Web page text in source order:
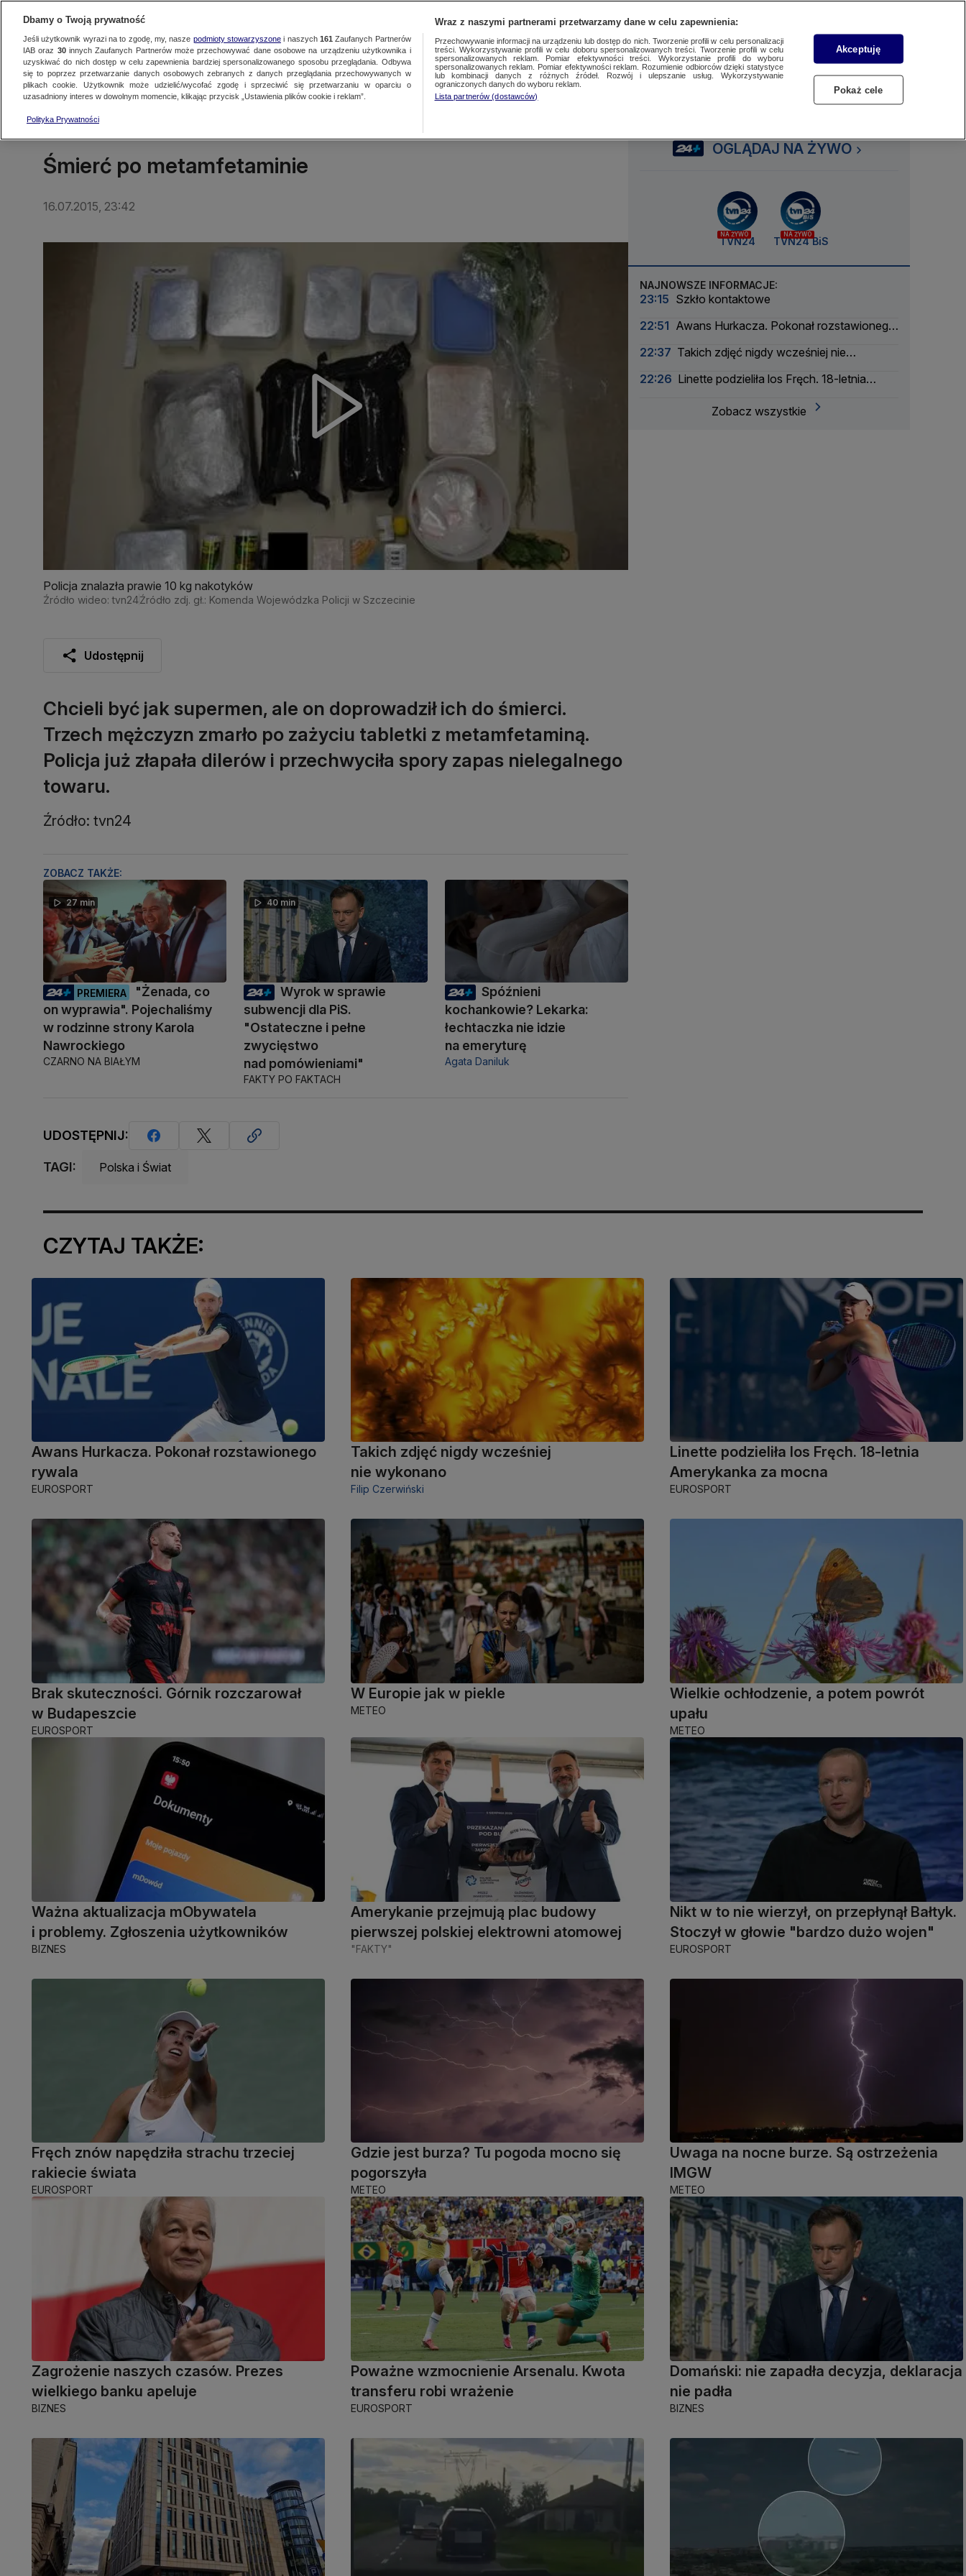
SUBSKRYBUJ
SzukajZaloguj się
Oglądaj TVN24NajnowszeFaktyŚwiat PolskaRegionalne Więcej CzytajSłuchaj
Śmierć po metamfetaminie
16.07.2015, 23:42
Policja znalazła prawie 10 kg nakotyków
Źródło wideo: tvn24Źródło zdj. gł.: Komenda Wojewódzka Policji w Szczecinie
Udostępnij
Chcieli być jak supermen, ale on doprowadził ich do śmierci.
Trzech mężczyzn zmarło po zażyciu tabletki z metamfetaminą.
Policja już złapała dilerów i przechwyciła spory zapas nielegalnego
towaru.
Źródło: tvn24
ZOBACZ TAKŻE:
27 min
PREMIERA
"Żenada, co
on wyprawia". Pojechaliśmy
w rodzinne strony Karola
Nawrockiego
CZARNO NA BIAŁYM
40 min
Wyrok w sprawie
subwencji dla PiS.
"Ostateczne i pełne
zwycięstwo
nad pomówieniami"
FAKTY PO FAKTACH
Spóźnieni
kochankowie? Lekarka:
łechtaczka nie idzie
na emeryturę
Agata Daniluk
UDOSTĘPNIJ:
TAGI: Polska i Świat
OGLĄDAJ NA ŻYWO
NA ŻYWO
TVN24
NA ŻYWO
TVN24 BiS
NAJNOWSZE INFORMACJE:
23:15 Szkło kontaktowe
22:51 Awans Hurkacza. Pokonał rozstawionego
22:37 Takich zdjęć nigdy wcześniej nie
22:26 Linette podzieliła los Fręch. 18-letnia
Zobacz wszystkie
CZYTAJ TAKŻE:
Awans Hurkacza. Pokonał rozstawionego
rywala
EUROSPORT
Takich zdjęć nigdy wcześniej
nie wykonano
Filip Czerwiński
Linette podzieliła los Fręch. 18-letnia
Amerykanka za mocna
EUROSPORT
Brak skuteczności. Górnik rozczarował
w Budapeszcie
EUROSPORT
W Europie jak w piekle
METEO
Wielkie ochłodzenie, a potem powrót
upału
METEO
Ważna aktualizacja mObywatela
i problemy. Zgłoszenia użytkowników
BIZNES
Amerykanie przejmują plac budowy
pierwszej polskiej elektrowni atomowej
"FAKTY"
Nikt w to nie wierzył, on przepłynął Bałtyk.
Stoczył w głowie "bardzo dużo wojen"
EUROSPORT
Fręch znów napędziła strachu trzeciej
rakiecie świata
EUROSPORT
Gdzie jest burza? Tu pogoda mocno się
pogorszyła
METEO
Uwaga na nocne burze. Są ostrzeżenia
IMGW
METEO
Zagrożenie naszych czasów. Prezes
wielkiego banku apeluje
BIZNES
Poważne wzmocnienie Arsenalu. Kwota
transferu robi wrażenie
EUROSPORT
Domański: nie zapadła decyzja, deklaracja
nie padła
BIZNES
Dbamy o Twoją prywatność
Jeśli użytkownik wyrazi na to zgodę, my, nasze podmioty stowarzyszonei naszych 161 Zaufanych Partnerów
IAB oraz 30innych Zaufanych Partnerów może przechowywać dane osobowe na urządzeniu użytkownika i
uzyskiwać do nich dostęp w celu zapewnienia bardziej spersonalizowanego sposobu przeglądania. Odbywa
się to poprzez przetwarzanie danych osobowych zebranych z danych przeglądania przechowywanych w
plikach cookie. Użytkownik może udzielić/wycofać zgodę i sprzeciwić się przetwarzaniu w oparciu o
uzasadniony interes w dowolnym momencie, klikając przycisk „Ustawienia plików cookie i reklam”.
Polityka Prywatności
Wraz z naszymi partnerami przetwarzamy dane w celu zapewnienia:
Przechowywanie informacji na urządzeniu lub dostęp do nich. Tworzenie profili w celu personalizacji
treści. Wykorzystywanie profili w celu doboru spersonalizowanych treści. Tworzenie profili w celu
spersonalizowanych reklam. Pomiar efektywności treści. Wykorzystanie profili do wyboru
spersonalizowanych reklam. Pomiar efektywności reklam. Rozumienie odbiorców dzięki statystyce
lub kombinacji danych z różnych źródeł. Rozwój i ulepszanie usług. Wykorzystywanie
ograniczonych danych do wyboru reklam.
Lista partnerów (dostawców)
Akceptuję
Pokaż cele